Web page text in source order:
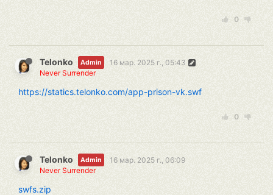
0
Telonko Admin
16 мар. 2025 г., 05:43
Never Surrender
https://statics.telonko.com/app-prison-vk.swf
0
Telonko Admin
16 мар. 2025 г., 06:09
Never Surrender
swfs.zip